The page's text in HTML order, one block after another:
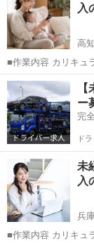
入
高
■作業内容 カリキュ
わせのメッセージやり取り、
してお 仕 事してい
めます☆ ■活動...
高知 高知市
ー
完
ド
未
入
兵
■作業内容 カリキュラムに沿って行う文字入力、 求人記事の作成、お